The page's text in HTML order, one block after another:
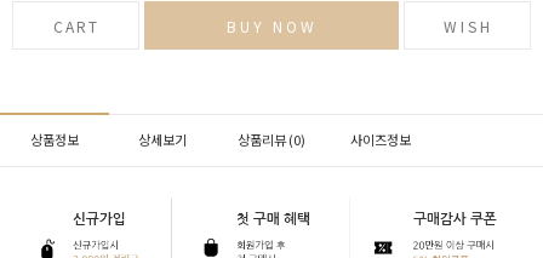
CART BUY NOW WISH
상품정보 상세보기 상품리뷰 (0) 사이즈정보